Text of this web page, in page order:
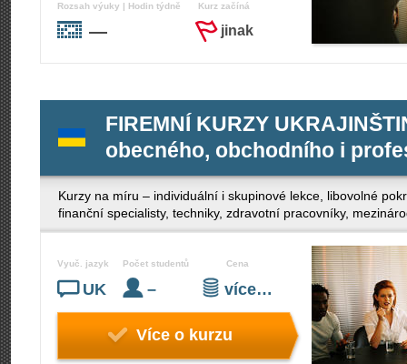
Rozsah výuky | Hodin týdně
—
Kurz začíná
jinak
FIREMNÍ KURZY
obecného, obchodního i
Kurzy na míru – individuální i skupinové lekce, libovolné
finanční specialisty, techniky, zdravotní pracovníky,
Vyuč. jazyk
UK
Počet studentů
–
Cena
více…
Více o kurzu